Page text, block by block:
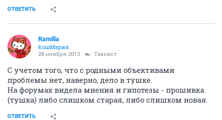
ОТВЕТИТЬ
Ramilla
КошМария
28 ноября 2013 Таксист
С учетом того, что с родными объективами
проблемы нет, наверно, дело в тушке.
На форумах видела мнения и гипотезы - прошивка
(тушка) либо слишком старая, либо слишком новая.
ОТВЕТИТЬ